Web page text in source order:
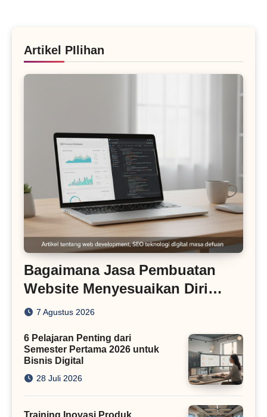
Artikel PIlihan
Bagaimana Jasa Pembuatan
Website Menyesuaikan Diri
dengan Algoritma SEO Masa
7 Agustus 2026
6 Pelajaran Penting dari
Semester Pertama 2026 untuk
Bisnis Digital
28 Juli 2026
Training Inovasi Produk